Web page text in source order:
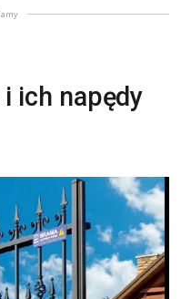
ich napędy